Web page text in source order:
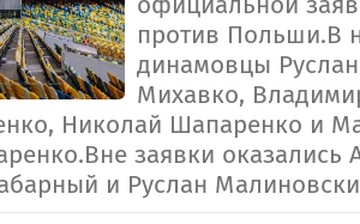
против Польши.В
динамовцы
Михавко,
Николай Шапаренко и
заявки оказались
и Руслан